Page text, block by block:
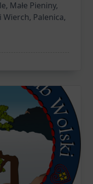
Małe Pieniny,
Palenica,